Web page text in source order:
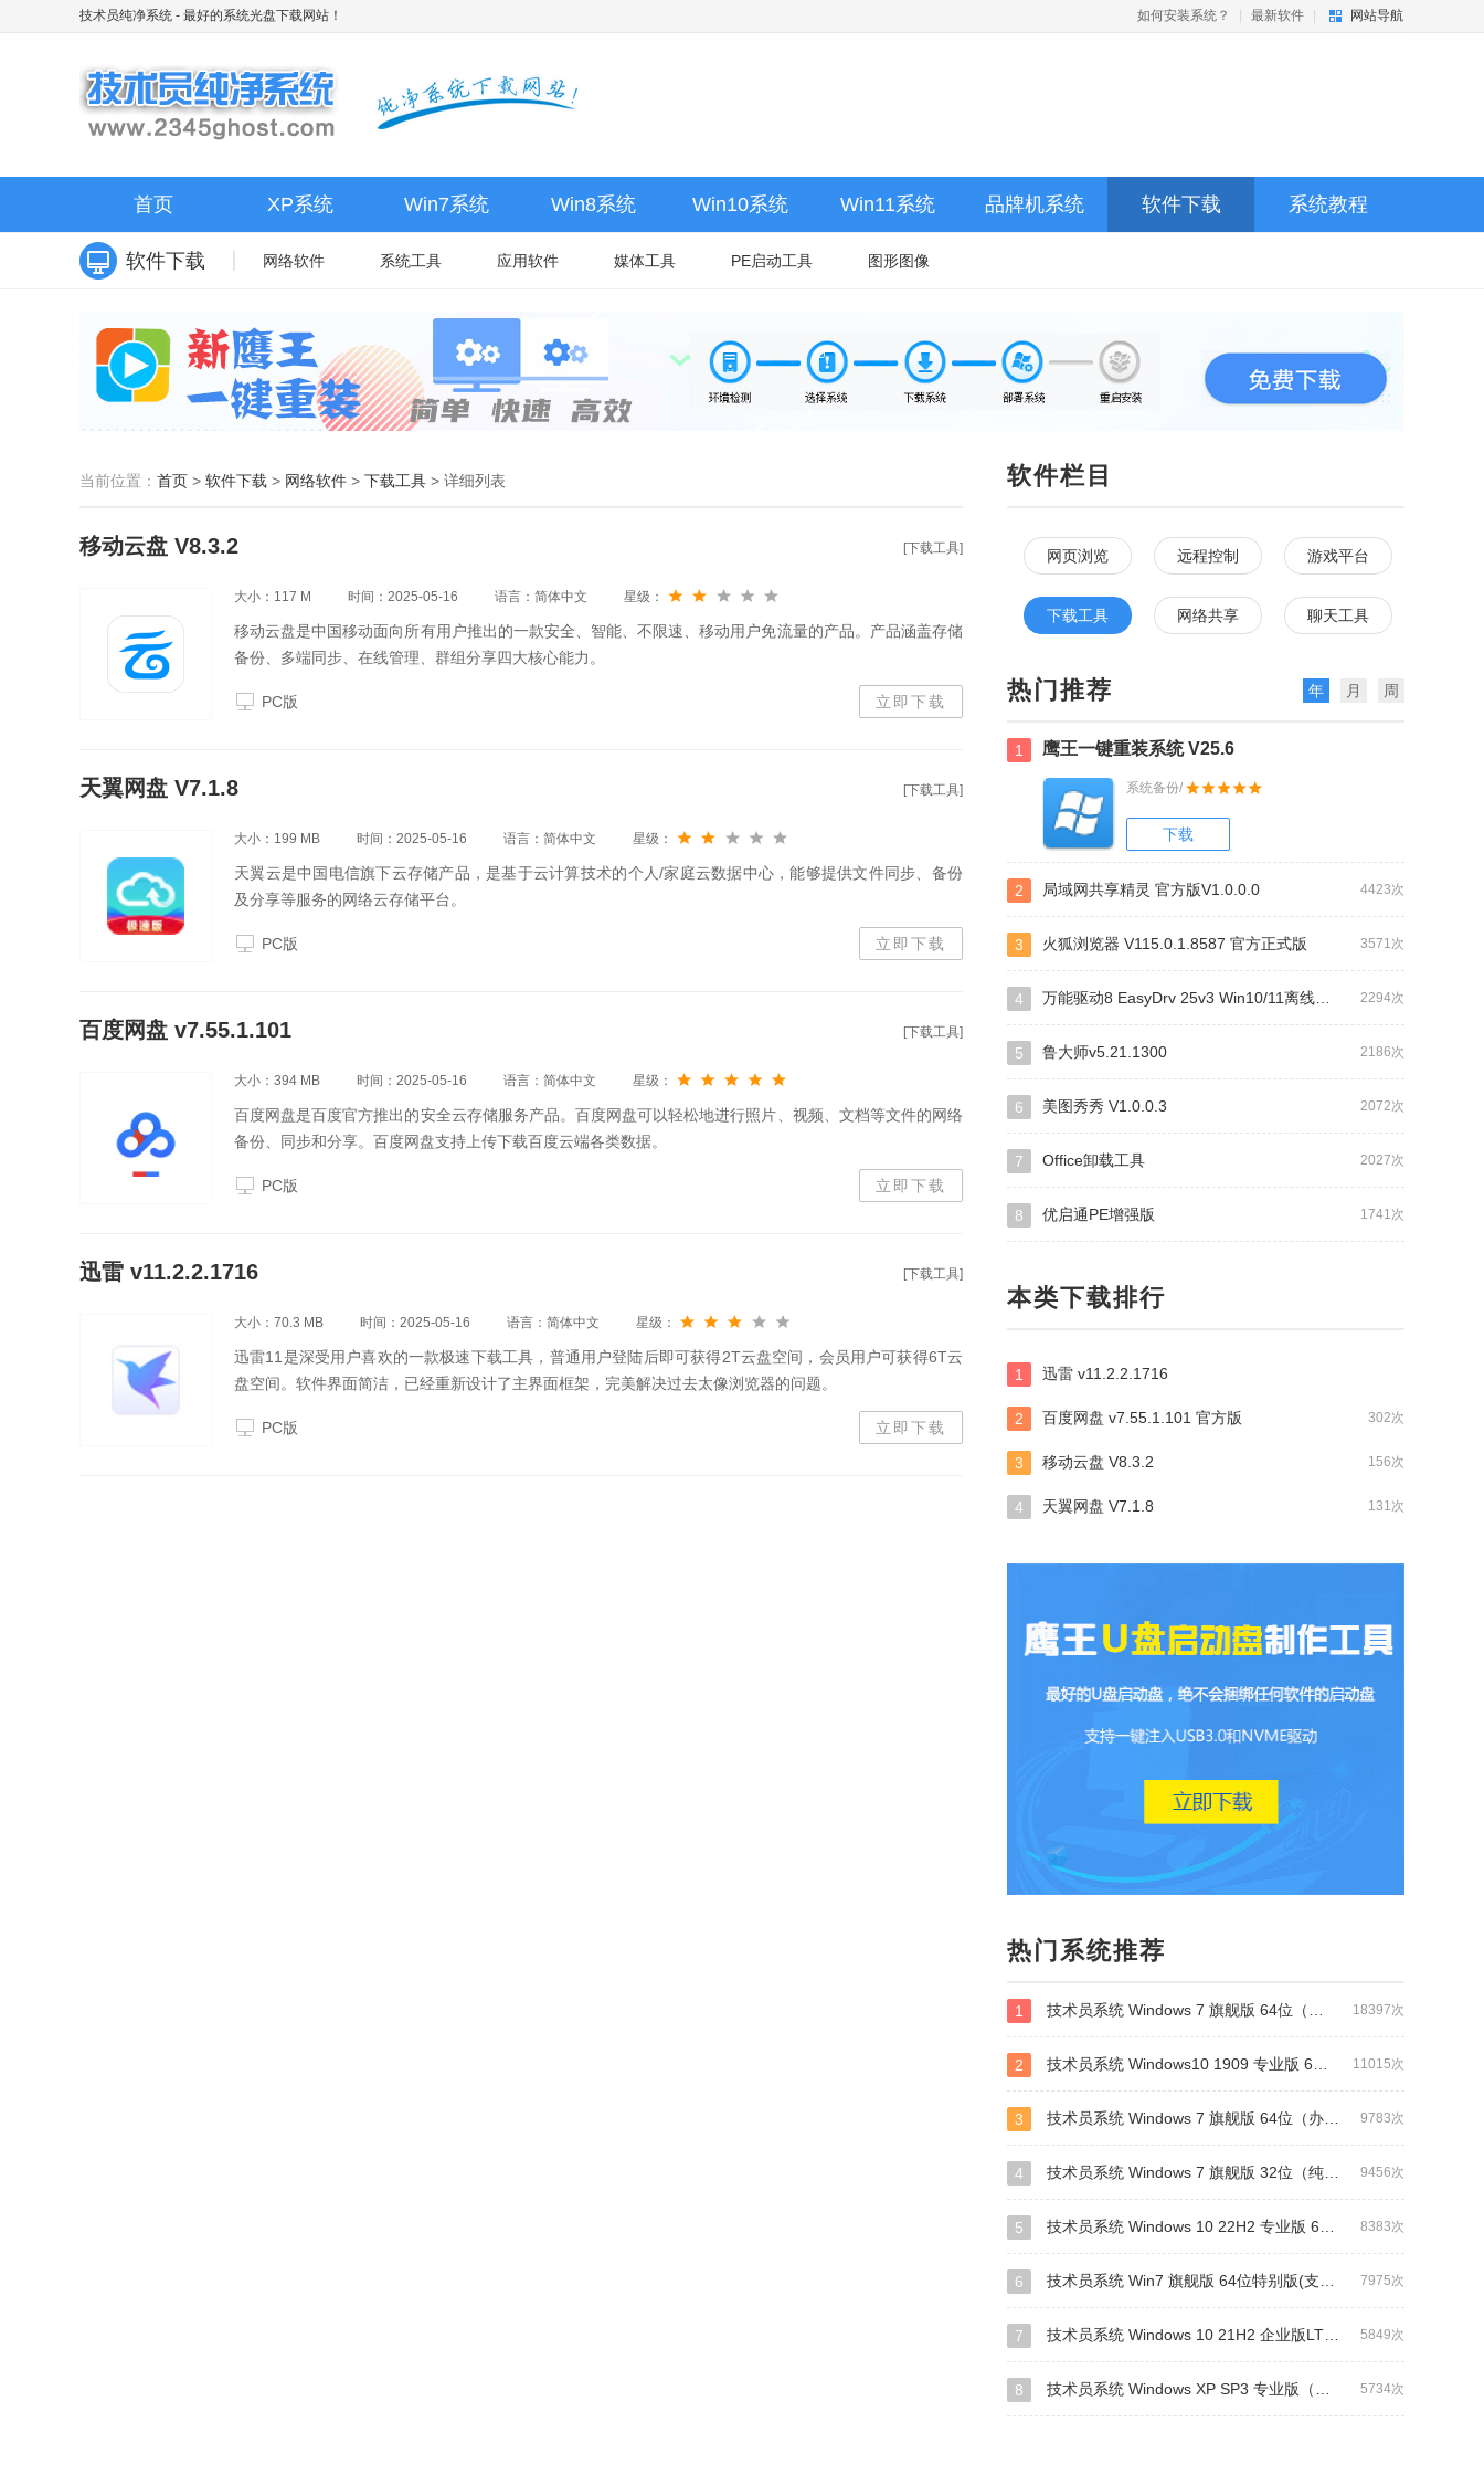
技术员纯净系统 - 最好的系统光盘下载网站！ 如何安装系统？ 最新软件 网站导航
首页 XP系统 Win7系统 Win8系统 Win10系统 Win11系统 品牌机系统 软件下载 系统教程
软件下载 网络软件 系统工具 应用软件 媒体工具 PE启动工具 图形图像
当前位置： 首页 > 软件下载 > 网络软件 > 下载工具 > 详细列表
[下载工具]
移动云盘 V8.3.2
大小：117 M 时间：2025-05-16 语言：简体中文 星级：
移动云盘是中国移动面向所有用户推出的一款安全、智能、不限速、移动用户免流量的产品。产品涵盖存储
备份、多端同步、在线管理、群组分享四大核心能力。
PC版 立即下载
[下载工具]
天翼网盘 V7.1.8
大小：199 MB 时间：2025-05-16 语言：简体中文 星级：
天翼云是中国电信旗下云存储产品，是基于云计算技术的个人/家庭云数据中心，能够提供文件同步、备份
及分享等服务的网络云存储平台。
PC版 立即下载
[下载工具]
百度网盘 v7.55.1.101
大小：394 MB 时间：2025-05-16 语言：简体中文 星级：
百度网盘是百度官方推出的安全云存储服务产品。百度网盘可以轻松地进行照片、视频、文档等文件的网络
备份、同步和分享。百度网盘支持上传下载百度云端各类数据。
PC版 立即下载
[下载工具]
迅雷 v11.2.2.1716
大小：70.3 MB 时间：2025-05-16 语言：简体中文 星级：
迅雷11是深受用户喜欢的一款极速下载工具，普通用户登陆后即可获得2T云盘空间，会员用户可获得6T云
盘空间。软件界面简洁，已经重新设计了主界面框架，完美解决过去太像浏览器的问题。
PC版 立即下载
软件栏目
网页浏览 远程控制 游戏平台
下载工具 网络共享 聊天工具
热门推荐 年 月 周
1 鹰王一键重装系统 V25.6
系统备份/
下载
4423次
2 局域网共享精灵 官方版V1.0.0.0
3571次
3 火狐浏览器 V115.0.1.8587 官方正式版
2294次
4 万能驱动8 EasyDrv 25v3 Win10/11离线驱动包
2186次
5 鲁大师v5.21.1300
2072次
6 美图秀秀 V1.0.0.3
2027次
7 Office卸载工具
1741次
8 优启通PE增强版
本类下载排行
1 迅雷 v11.2.2.1716
302次
2 百度网盘 v7.55.1.101 官方版
156次
3 移动云盘 V8.3.2
131次
4 天翼网盘 V7.1.8
热门系统推荐
18397次
1 技术员系统 Windows 7 旗舰版 64位（纯净版）
11015次
2 技术员系统 Windows10 1909 专业版 64位
9783次
3 技术员系统 Windows 7 旗舰版 64位（办公版）
9456次
4 技术员系统 Windows 7 旗舰版 32位（纯净版）
8383次
5 技术员系统 Windows 10 22H2 专业版 64位(纯净版)
7975次
6 技术员系统 Win7 旗舰版 64位特别版(支持intel&amd最新硬件)
5849次
7 技术员系统 Windows 10 21H2 企业版LTSC 64位(纯净版)
5734次
8 技术员系统 Windows XP SP3 专业版（纯净版）